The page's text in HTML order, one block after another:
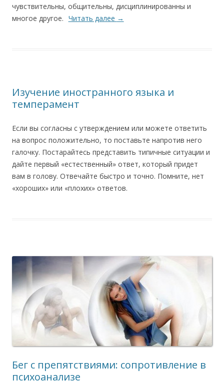
чувствительны, общительны, дисциплинированны и
многое другое. Читать далее →
Изучение иностранного языка и
темперамент
Если вы согласны с утверждением или можете ответить
на вопрос положительно, то поставьте напротив него
галочку. Постарайтесь представить типичные ситуации и
дайте первый «естественный» ответ, который придет
вам в голову. Отвечайте быстро и точно. Помните, нет
«хороших» или «плохих» ответов.
Бег с препятствиями: сопротивление в
психоанализе